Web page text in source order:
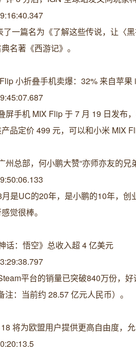
一篇名为《了解这些传说，让〈
名著《西游记》。
小折叠手机卖爆：32% 来自苹
屏手机 MIX Flip 于 7 月 19 日发布
品定价 499 元，可以和小米 MIX
州总部，何小鹏大赞“亦师亦友的兄
是UC的20年，是小鹏的10年，
觉很棒。
话：悟空》总收入超 4 亿美元
平台的销量已突破840万份，
：当前约 28.57 亿元人民币）。
将为欧盟用户提供更高自由度，